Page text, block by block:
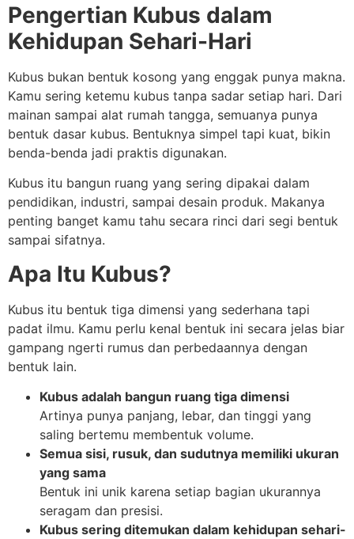
Pengertian Kubus dalam
Kehidupan Sehari-Hari
Kubus bukan bentuk kosong yang enggak punya makna.
Kamu sering ketemu kubus tanpa sadar setiap hari. Dari
mainan sampai alat rumah tangga, semuanya punya
bentuk dasar kubus. Bentuknya simpel tapi kuat, bikin
benda-benda jadi praktis digunakan.
Kubus itu bangun ruang yang sering dipakai dalam
pendidikan, industri, sampai desain produk. Makanya
penting banget kamu tahu secara rinci dari segi bentuk
sampai sifatnya.
Apa Itu Kubus?
Kubus itu bentuk tiga dimensi yang sederhana tapi
padat ilmu. Kamu perlu kenal bentuk ini secara jelas biar
gampang ngerti rumus dan perbedaannya dengan
bentuk lain.
Kubus adalah bangun ruang tiga dimensi
Artinya punya panjang, lebar, dan tinggi yang
saling bertemu membentuk volume.
Semua sisi, rusuk, dan sudutnya memiliki ukuran
yang sama
Bentuk ini unik karena setiap bagian ukurannya
seragam dan presisi.
Kubus sering ditemukan dalam kehidupan sehari-